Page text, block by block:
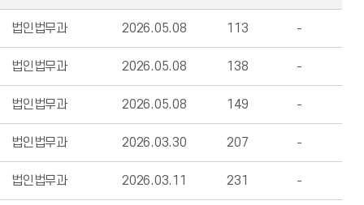
법인법무과 2026.05.08 113
법인법무과 2026.05.08 138
법인법무과 2026.05.08 149
법인법무과 2026.03.30 207
법인법무과 2026.03.11 231